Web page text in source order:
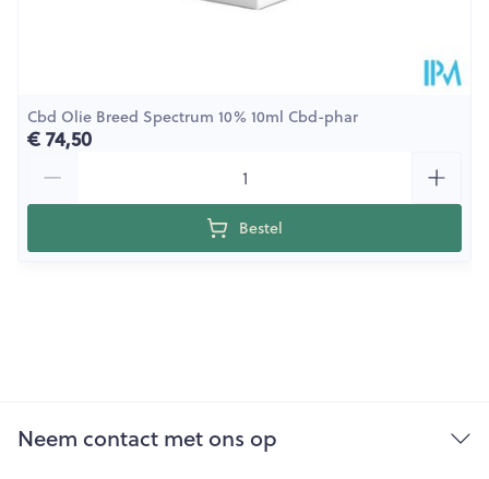
Cbd Olie Breed Spectrum 10% 10ml Cbd-phar
€ 74,50
Bestel
Neem contact met ons op